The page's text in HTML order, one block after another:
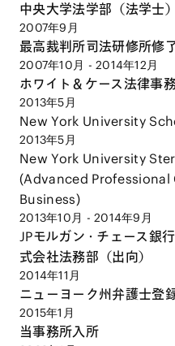
中央大学法学部（法学士）
2007年9月
最高裁判所司法研修所修
2007年10月 - 2014年12月
ホワイト＆ケース法律事
2013年5月
New York University
2013年5月
New York University
(Advanced
Business)
2013年10月 - 2014年9月
JPモルガン・チェース銀
式会社法務部（出向）
2014年11月
ニューヨーク州弁護士登
2015年1月
当事務所入所